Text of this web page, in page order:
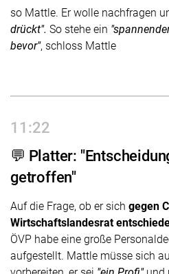
so Mattle. Er wolle nachfragen
drückt". So stehe ein
bevor", schloss Mattle
11:22
💬 Platter:
getroffen"
Auf die Frage, ob er sich gegen
Wirtschaftslandesrat
ÖVP habe eine große
aufgestellt. Mattle müsse sich